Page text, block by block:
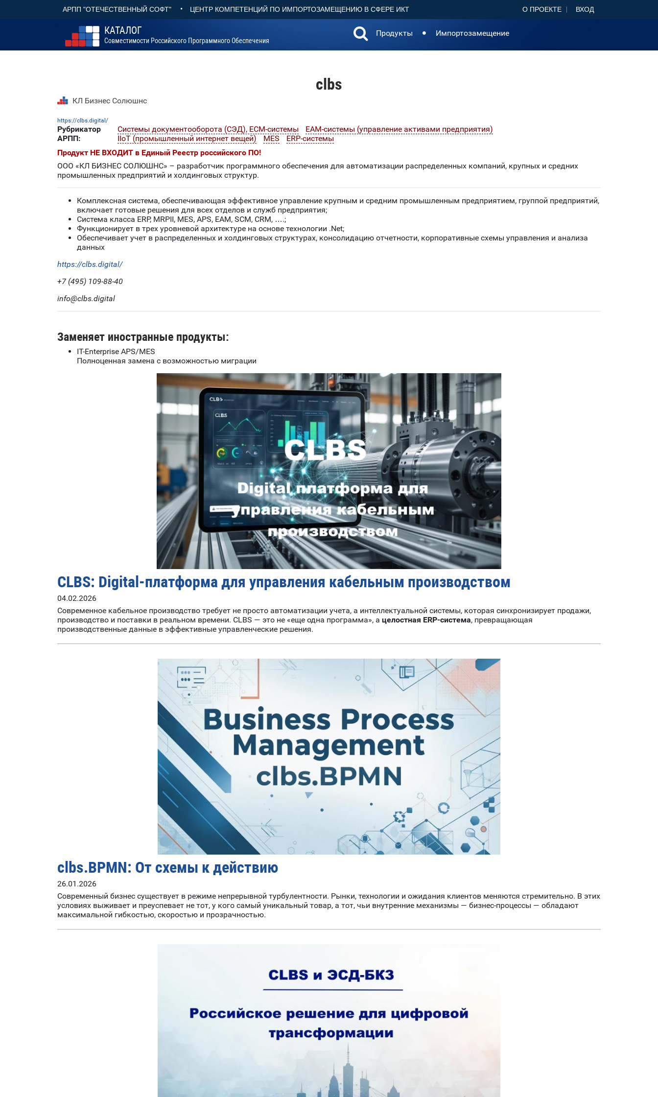
АРПП "ОТЕЧЕСТВЕННЫЙ СОФТ" • ЦЕНТР КОМПЕТЕНЦИЙ ПО ИМПОРТОЗАМЕЩЕНИЮ В СФЕРЕ ИКТ О ПРОЕКТЕ ВХОД
КАТАЛОГ
Совместимости Российского Программного Обеспечения
Продукты Импортозамещение
clbs
КЛ Бизнес Солюшнс
https://clbs.digital/
Рубрикатор
АРПП:
Системы документооборота (СЭД), ECM-системы
EAM-системы (управление активами предприятия)
IIoT (промышленный интернет вещей)
MES
ERP-системы
Продукт НЕ ВХОДИТ в Единый Реестр российского ПО!
ООО «КЛ БИЗНЕС СОЛЮШНС» – разработчик программного обеспечения для автоматизации распределенных компаний, крупных и средних
промышленных предприятий и холдинговых структур.
Комплексная система, обеспечивающая эффективное управление крупным и средним промышленным предприятием, группой предприятий,
включает готовые решения для всех отделов и служб предприятия;
Система класса ERP, MRPII, MES, APS, EAM, SCM, CRM, ….;
Функционирует в трех уровневой архитектуре на основе технологии .Net;
Обеспечивает учет в распределенных и холдинговых структурах, консолидацию отчетности, корпоративные схемы управления и анализа
данных
https://clbs.digital/
+7 (495) 109-88-40
info@clbs.digital
Заменяет иностранные продукты:
IT-Enterprise APS/MES
Полноценная замена с возможностью миграции
CLBS: Digital-платформа для управления кабельным производством
04.02.2026
Современное кабельное производство требует не просто автоматизации учета, а интеллектуальной системы, которая синхронизирует продажи,
производство и поставки в реальном времени. CLBS — это не «еще одна программа», а целостная ERP-система, превращающая
производственные данные в эффективные управленческие решения.
clbs.BPMN: От схемы к действию
26.01.2026
Современный бизнес существует в режиме непрерывной турбулентности. Рынки, технологии и ожидания клиентов меняются стремительно. В этих
условиях выживает и преуспевает не тот, у кого самый уникальный товар, а тот, чьи внутренние механизмы — бизнес-процессы — обладают
максимальной гибкостью, скоростью и прозрачностью.